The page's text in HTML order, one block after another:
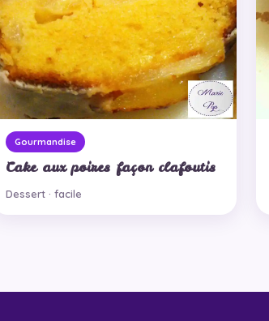
Gourmandise
Cake aux poires façon clafoutis
Dessert · facile